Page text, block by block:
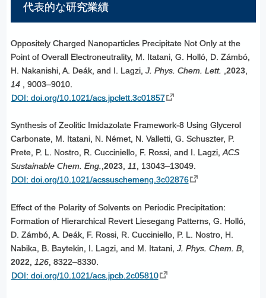
代表的な研究業績
Oppositely Charged Nanoparticles Precipitate Not Only at the
Point of Overall Electroneutrality, M. Itatani, G. Holló, D. Zámbó,
H. Nakanishi, A. Deák, and I. Lagzi, J. Phys. Chem. Lett. ,2023,
14 , 9003–9010.
DOI: doi.org/10.1021/acs.jpclett.3c01857
Synthesis of Zeolitic Imidazolate Framework-8 Using Glycerol
Carbonate, M. Itatani, N. Német, N. Valletti, G. Schuszter, P.
Prete, P. L. Nostro, R. Cucciniello, F. Rossi, and I. Lagzi,ACS
Sustainable Chem. Eng.,2023, 11, 13043–13049.
DOI: doi.org/10.1021/acssuschemeng.3c02876
Effect of the Polarity of Solvents on Periodic Precipitation:
Formation of Hierarchical Revert Liesegang Patterns, G. Holló,
D. Zámbó, A. Deák, F. Rossi, R. Cucciniello, P. L. Nostro, H.
Nabika, B. Baytekin, I. Lagzi, and M. Itatani, J. Phys. Chem. B,
2022, 126, 8322–8330.
DOI: doi.org/10.1021/acs.jpcb.2c05810